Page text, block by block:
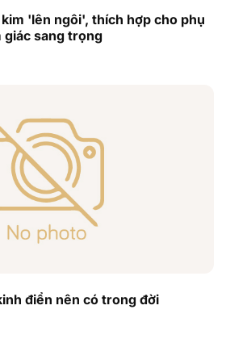
'lên ngôi', thích hợp cho phụ
giác sang trọng
điển nên có trong đời